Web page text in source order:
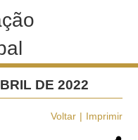
DE 2022
Voltar Imprimir